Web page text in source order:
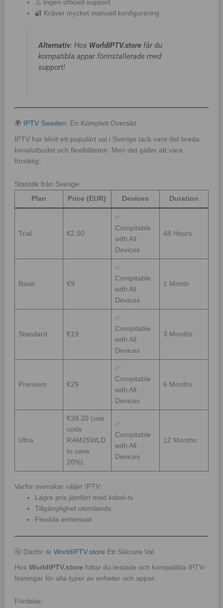
⚠️ Ingen officiell support
🔐 Kräver mycket manuell konfigurering
Alternativ: Hos WorldIPTV.storefår du
kompatibla appar förinstallerade med
support!
🌍 IPTV Sweden: En Komplett Översikt
IPTV har blivit ett populärt val i Sverige tack vare det breda
kanalutbudet och flexibiliteten. Men det gäller att vara
försiktig:
Statistik från Sverige:
Plan
Price (EUR) Devices Duration
Trial €2,50
✅
Compitable
with All
Devices
48 Hours
Basic €9
✅
Compitable
with All
Devices
1 Month
Standard €19
✅
Compitable
with All
Devices
3 Months
Premium €29
✅
Compitable
with All
Devices
6 Months
Ultra
€39.20 (use
code
RAM25WLD
to save
20%)
✅
Compitable
with All
Devices
12 Months
Varför svenskar väljer IPTV:
Lägre pris jämfört med kabel-tv
Tillgänglighet utomlands
Flexibla enhetsval
🚰 Därför är WorldIPTV.store Ett Säkrare Val
Hos WorldIPTV.store hittar du testade och kompatibla IPTV-
lösningar för alla typer av enheter och appar:
Fördelar: